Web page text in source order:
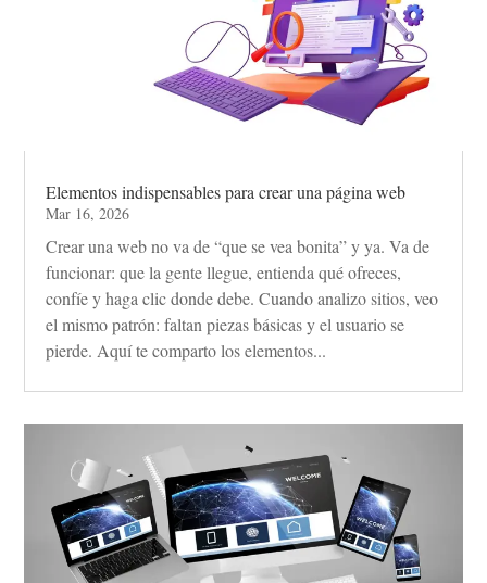
Elementos indispensables para crear una página web
Mar 16, 2026
Crear una web no va de “que se vea bonita” y ya. Va de
funcionar: que la gente llegue, entienda qué ofreces,
confíe y haga clic donde debe. Cuando analizo sitios, veo
el mismo patrón: faltan piezas básicas y el usuario se
pierde. Aquí te comparto los elementos...